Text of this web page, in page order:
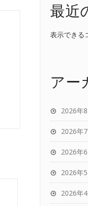
最近
表示できる
アー
2026年8
2026年7
2026年6
2026年5
2026年4